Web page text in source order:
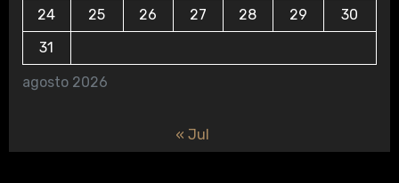
agosto 2026
24
25 26 27 28 29
30
31
« Jul